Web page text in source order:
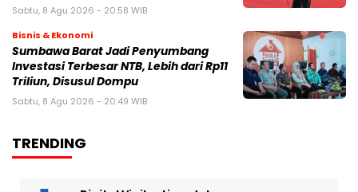
Sabtu, 8 Agu 2026 - 20:58 WIB
Bisnis & Ekonomi
Sumbawa Barat Jadi Penyumbang
Investasi Terbesar NTB, Lebih dari Rp11
Triliun, Disusul Dompu
Sabtu, 8 Agu 2026 - 20:49 WIB
TRENDING